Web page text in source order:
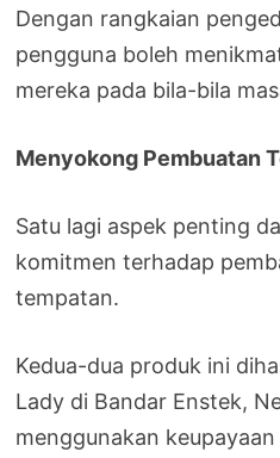
Dengan rangkaian
pengguna boleh
mereka pada bila-bila
Menyokong Pembuatan
Satu lagi aspek penting
komitmen terhadap
tempatan.
Kedua-dua produk ini
Lady di Bandar Enstek,
menggunakan